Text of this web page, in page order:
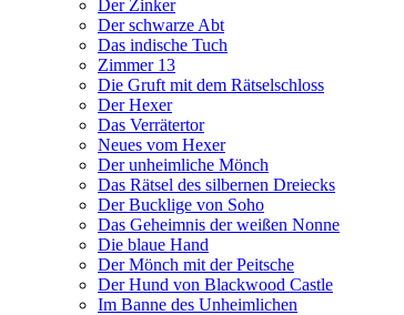
Der Zinker
Der schwarze Abt
Das indische Tuch
Zimmer 13
Die Gruft mit dem Rätselschloss
Der Hexer
Das Verrätertor
Neues vom Hexer
Der unheimliche Mönch
Das Rätsel des silbernen Dreiecks
Der Bucklige von Soho
Das Geheimnis der weißen Nonne
Die blaue Hand
Der Mönch mit der Peitsche
Der Hund von Blackwood Castle
Im Banne des Unheimlichen